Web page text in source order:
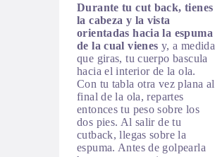
Durante tu cut back, tienes
la cabeza y la vista
orientadas hacia la espuma
de la cual vienes y, a medida
que giras, tu cuerpo bascula
hacia el interior de la ola.
Con tu tabla otra vez plana al
final de la ola, repartes
entonces tu peso sobre los
dos pies. Al salir de tu
cutback, llegas sobre la
espuma. Antes de golpearla